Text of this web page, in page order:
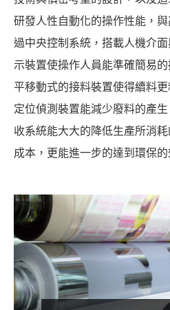
研發人性自動化的操作性能，
過中央控制系統，搭載人機介
示裝置使操作人員能準確簡易
平移動式的接料裝置使得續料
定位偵測裝置能減少廢料的產
收系統能大大的降低生產所消
成本，更能進一步的達到環保的